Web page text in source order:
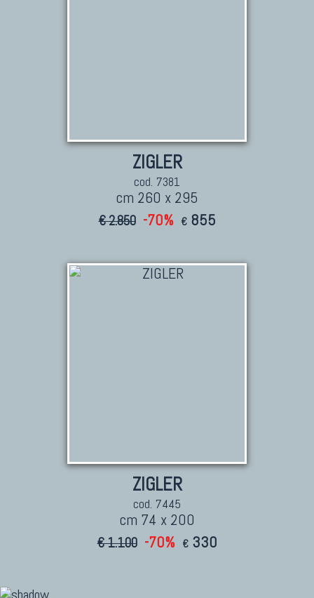
ZIGLER
cod. 7381
cm 260 x 295
€ 2.850 -70% € 855
ZIGLER
cod. 7445
cm 74 x 200
€ 1.100 -70% € 330